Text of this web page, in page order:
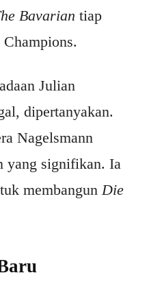
Bavarian tiap
Julian
dipertanyakan.
Nagelsmann
yang signifikan. Ia
membangunDie